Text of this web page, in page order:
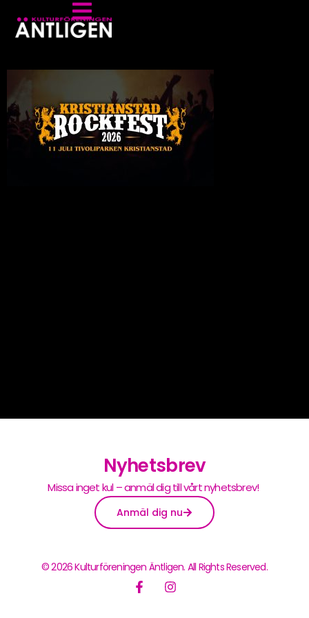
Nyhetsbrev
Missa inget kul – anmäl dig till vårt nyhetsbrev!
Anmäl dig nu
© 2026 Kulturföreningen Äntligen. All Rights Reserved.